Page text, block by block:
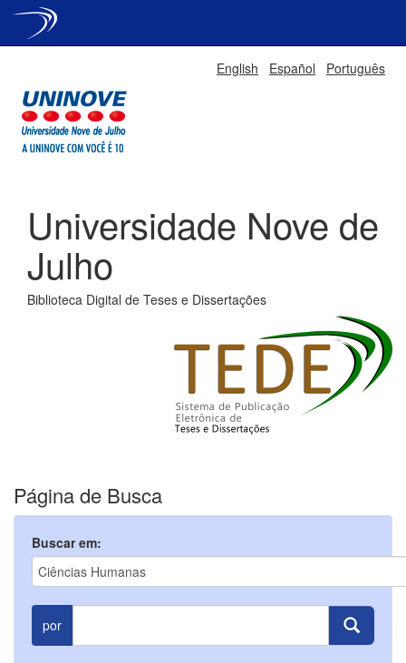
English Español Português
Universidade Nove de
Julho
Biblioteca Digital de Teses e Dissertações
Página de Busca
Buscar em:
por